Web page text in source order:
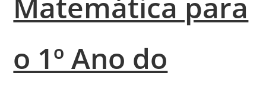
o 1º Ano do